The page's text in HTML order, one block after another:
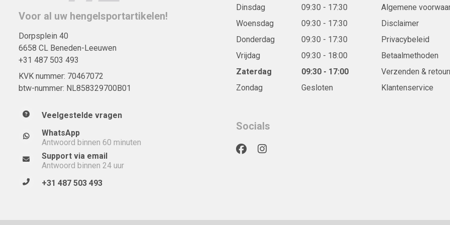
Voor al uw hengelsportartikelen!
Dorpsplein 40
6658 CL Beneden-Leeuwen
+31 487 503 493
KVK nummer: 70467072
btw-nummer: NL858329700B01
Veelgestelde vragen
WhatsApp
Antwoord binnen 60 minuten
Support via email
Antwoord binnen 24 uur
+31 487 503 493
Dinsdag
09:30 - 17:30
Woensdag
09:30 - 17:30
Donderdag
09:30 - 17:30
Vrijdag
09:30 - 18:00
Zaterdag
09:30 - 17:00
Zondag
Gesloten
Socials
Algemene
Disclaimer
Privacybeleid
Betaalmethoden
Verzenden &
Klantenservice